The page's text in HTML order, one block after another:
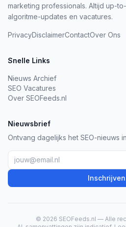
marketing professionals. Altijd up-
algoritme-updates en vacatures.
PrivacyDisclaimerContactOver Ons
Snelle Links
Nieuws Archief
SEO Vacatures
Over SEOFeeds.nl
Nieuwsbrief
Ontvang dagelijks het SEO-nieuws
Inschrijven
© 2026 SEOFeeds.nl — Alle